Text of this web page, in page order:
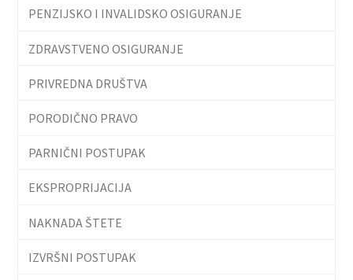
PENZIJSKO I INVALIDSKO OSIGURANJE
ZDRAVSTVENO OSIGURANJE
PRIVREDNA DRUŠTVA
PORODIČNO PRAVO
PARNIČNI POSTUPAK
EKSPROPRIJACIJA
NAKNADA ŠTETE
IZVRŠNI POSTUPAK